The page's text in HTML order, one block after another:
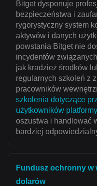
Bitget dysponuje
bezpieczeństwa i
rygorystyczny system
aktywów i danych
powstania Bitget nie
incydentów
jak kradzież środków
regularnych szkoleń z
pracowników
szkolenia dotyczące
użytkowników platformy
oszustwa i handlować
bardziej
Fundusz ochronny w
dolarów